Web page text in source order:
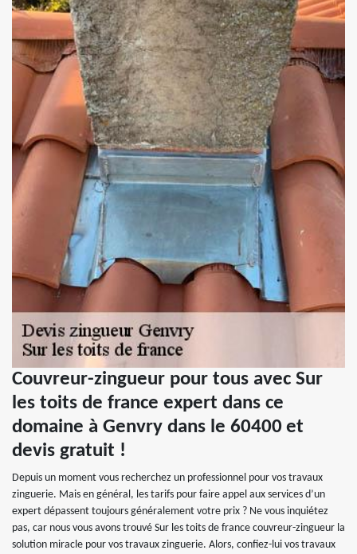
Couvreur-zingueur pour tous avec Sur
les toits de france expert dans ce
domaine à Genvry dans le 60400 et
devis gratuit !
Depuis un moment vous recherchez un professionnel pour vos travaux
zinguerie. Mais en général, les tarifs pour faire appel aux services d’un
expert dépassent toujours généralement votre prix ? Ne vous inquiétez
pas, car nous vous avons trouvé Sur les toits de france couvreur-zingueur la
solution miracle pour vos travaux zinguerie. Alors, confiez-lui vos travaux